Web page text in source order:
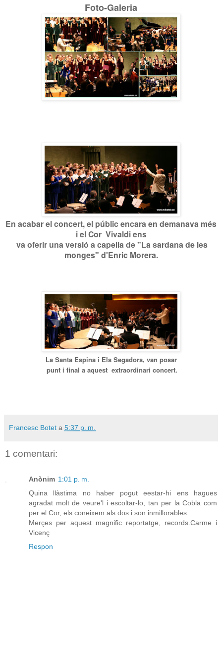
Foto-Galeria
En acabar el concert, el públic encara en demanava més
i el Cor Vivaldi ens
va oferir una versió a capella de "La sardana de les
monges" d'Enric Morera.
La Santa Espina i Els Segadors, van posar
punt i final a aquest extraordinari concert.
Francesc Botet a 5:37 p. m.
1 comentari:
Anònim 1:01 p. m.
Quina llàstima no haber pogut eestar-hi ens hagues
agradat molt de veure'l i escoltar-lo, tan per la Cobla com
per el Cor, els coneixem als dos i son inmillorables.
Merçes per aquest magnific reportatge, records.Carme i
Vicenç
Respon